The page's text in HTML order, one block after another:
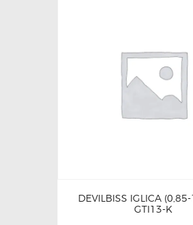
DEVILBISS IGLICA
GTI13-K